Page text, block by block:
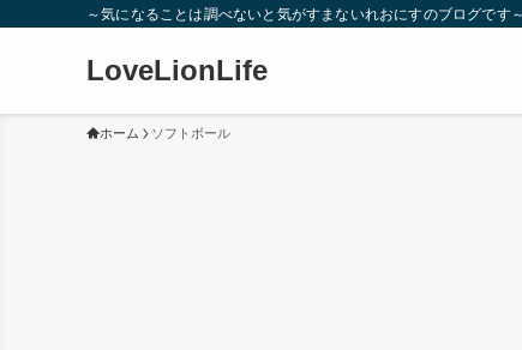
～気になることは調べないと気がすまないれおにすのブログです～
LoveLionLife
ホーム ソフトボール